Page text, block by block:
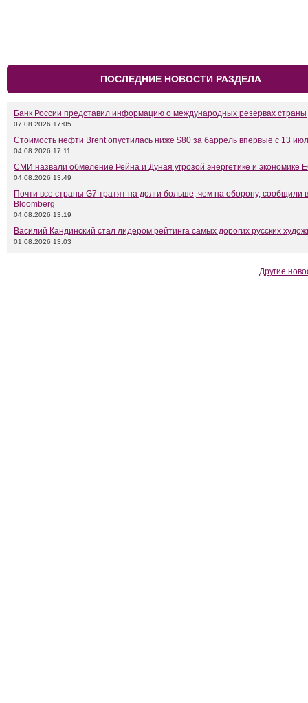
ПОСЛЕДНИЕ НОВОСТИ РАЗДЕЛА
Банк России представил информацию о международных резервах страны
07.08.2026 17:05
Стоимость нефти Brent опустилась ниже $80 за баррель впервые с 13
04.08.2026 17:11
СМИ назвали обмеление Рейна и Дуная угрозой энергетике и экономике
04.08.2026 13:49
Почти все страны G7 тратят на долги больше, чем на оборону, сообщили в
Bloomberg
04.08.2026 13:19
Василий Кандинский стал лидером рейтинга самых дорогих русских
01.08.2026 13:03
Другие